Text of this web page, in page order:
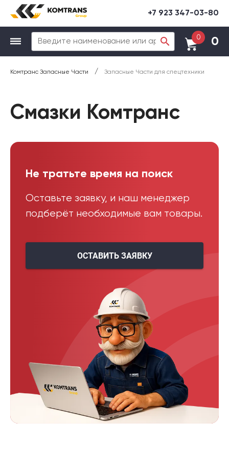
+7 923 347-03-80
0 0
Комтранс Запасные Части / Запасные Части для спецтехники
Смазки Комтранс
Не тратьте время на поиск
Оставьте заявку, и наш менеджер
подберёт необходимые вам товары.
ОСТАВИТЬ ЗАЯВКУ